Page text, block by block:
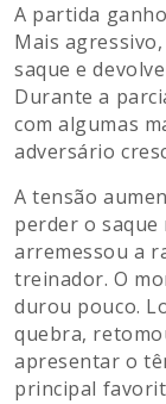
A partida
Mais
saque e
Durante a
com algumas
adversário
A tensão
perder o
arremessou a
treinador. O
durou pouco.
quebra,
apresentar o
principal